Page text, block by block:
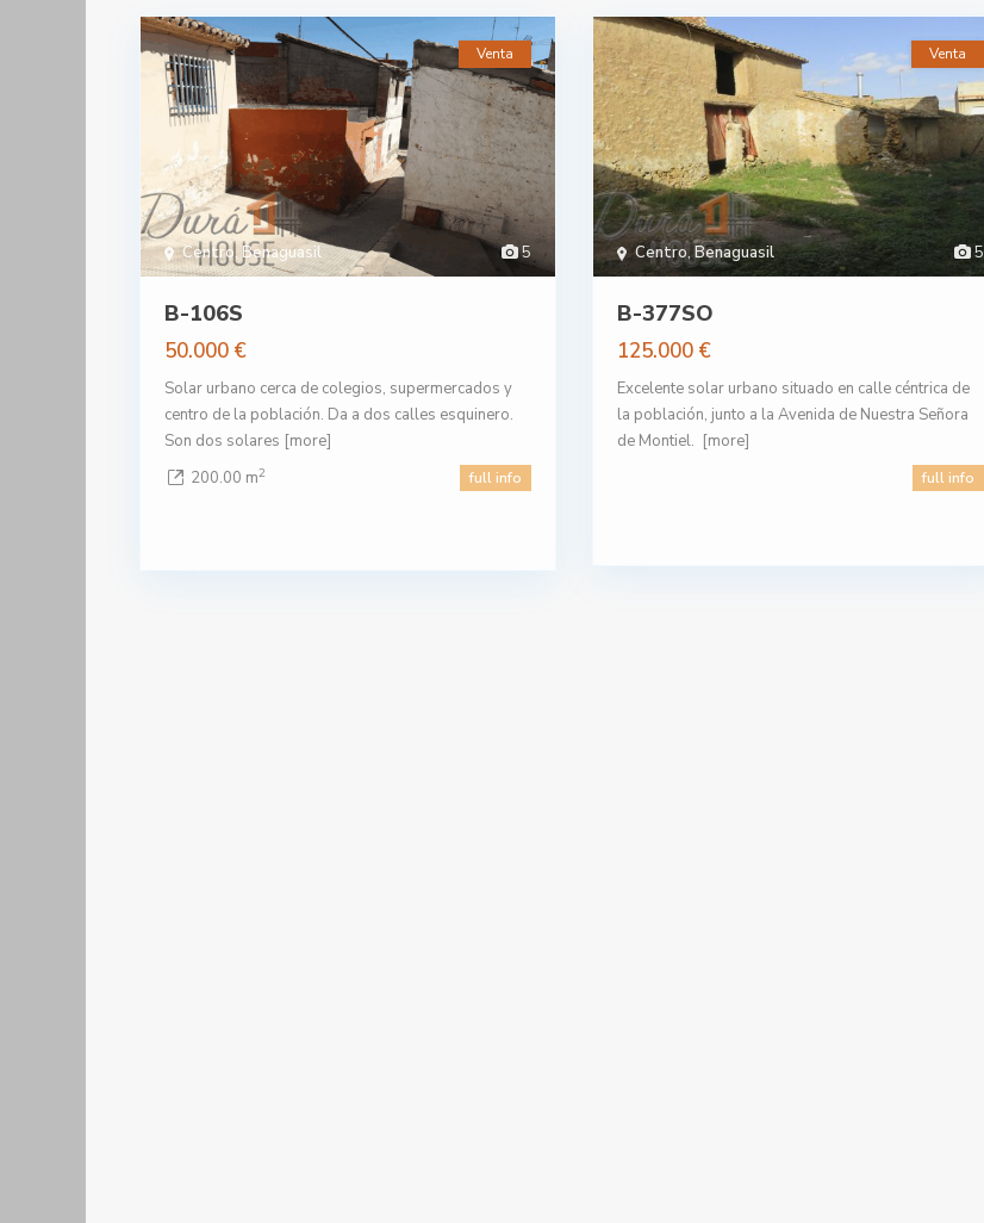
5
Centro, Benaguasil
Venta
B-106S
50.000 €
Solar urbano cerca de colegios, supermercados y
centro de la población. Da a dos calles esquinero.
Son dos solares [more]
200.00 m2 full info
5
Centro, Benaguasil
Venta
B-377SO
125.000 €
Excelente solar urbano situado en calle céntrica de
la población, junto a la Avenida de Nuestra Señora
de Montiel. [more]
full info